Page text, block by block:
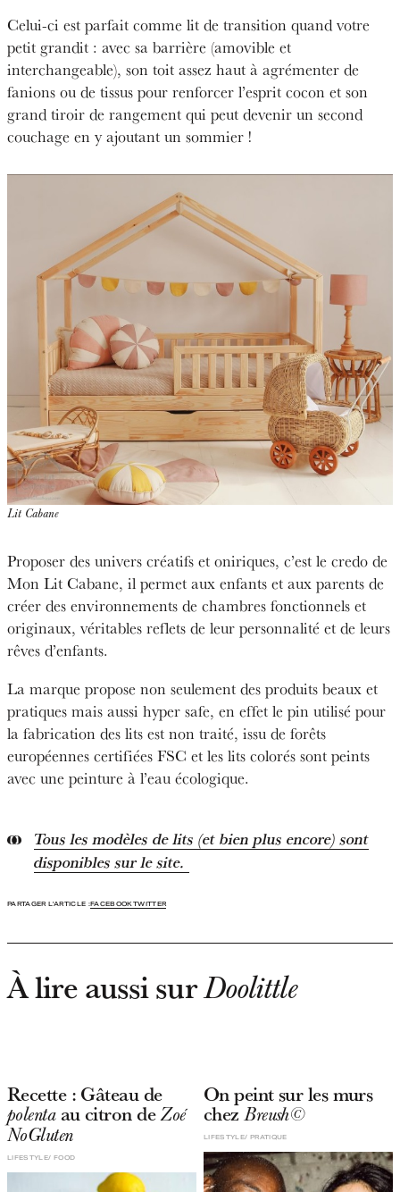
Celui-ci est parfait comme lit de transition quand votre
petit grandit : avec sa barrière (amovible et
interchangeable), son toit assez haut à agrémenter de
fanions ou de tissus pour renforcer l’esprit cocon et son
grand tiroir de rangement qui peut devenir un second
couchage en y ajoutant un sommier !
Lit Cabane
Proposer des univers créatifs et oniriques, c’est le credo de
Mon Lit Cabane, il permet aux enfants et aux parents de
créer des environnements de chambres fonctionnels et
originaux, véritables reflets de leur personnalité et de leurs
rêves d’enfants.
La marque propose non seulement des produits beaux et
pratiques mais aussi hyper safe, en effet le pin utilisé pour
la fabrication des lits est non traité, issu de forêts
européennes certifiées FSC et les lits colorés sont peints
avec une peinture à l’eau écologique.
Tous les modèles de lits (et bien plus encore) sont
disponibles sur le site.
PARTAGER L'ARTICLE :FACEBOOKTWITTER
À lire aussi surDoolittle
Recette : Gâteau de
polentaau citron deZoé
NoGluten
FOOD
LIFESTYLE
On peint sur les murs
chezBreush©
LIFESTYLE PRATIQUE